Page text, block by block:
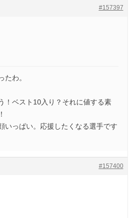
#157397
たわ。
！ベスト10入り？それに値する素
いっぱい。応援したくなる選手です
#157400